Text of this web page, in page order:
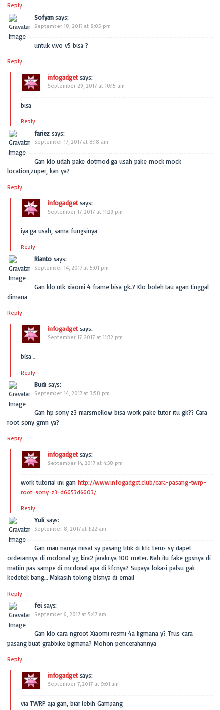
Reply
Sofyan says:
September 18, 2017 at 8:05 pm
untuk vivo v5 bisa ?
Reply
infogadget says:
September 20, 2017 at 10:15 am
bisa
Reply
fariez says:
September 17, 2017 at 8:18 am
Gan klo udah pake dotmod ga usah pake mock mock
location,zuper, kan ya?
Reply
infogadget says:
September 17, 2017 at 11:29 pm
iya ga usah, sama fungsinya
Reply
Rianto says:
September 14, 2017 at 5:01 pm
Gan klo utk xiaomi 4 frame bisa gk..? Klo boleh tau agan tinggal
dimana
Reply
infogadget says:
September 17, 2017 at 11:32 pm
bisa ..
Reply
Budi says:
September 14, 2017 at 3:58 pm
Gan hp sony z3 marsmellow bisa work pake tutor itu gk?? Cara
root sony gmn ya?
Reply
infogadget says:
September 14, 2017 at 4:38 pm
work tutorial ini gan http://www.infogadget.club/cara-pasang-twrp-
root-sony-z3-d6653d6603/
Reply
Yuli says:
September 8, 2017 at 1:22 am
Gan mau nanya misal sy pasang titik di kfc terus sy dapet
orderannya di mcdonal yg kira2 jaraknya 100 meter. Nah itu fake gpsnya di
matiin pas sampe di mcdonal apa di kfcnya? Supaya lokasi palsu gak
kedetek bang… Makasih tolong blsnya di email
Reply
fei says:
September 6, 2017 at 5:47 am
Gan klo cara ngroot Xiaomi resmi 4a bgmana y? Trus cara
pasang buat grabbike bgmana? Mohon pencerahannya
Reply
infogadget says:
September 7, 2017 at 9:01 am
via TWRP aja gan, biar lebih Gampang